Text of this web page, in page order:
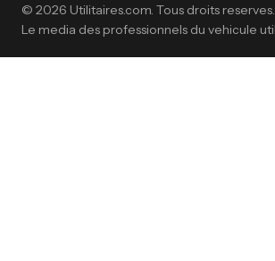
© 2026 Utilitaires.com. Tous droits reserves.
Le media des professionnels du vehicule